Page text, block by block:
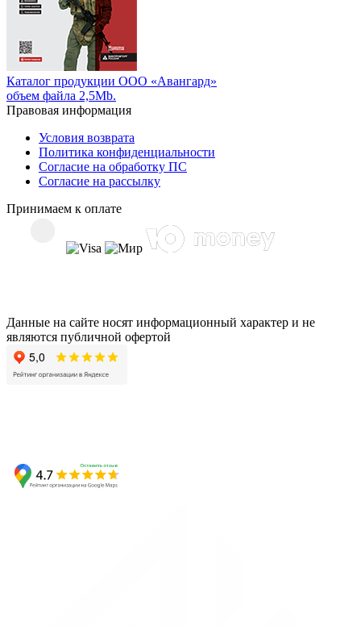
Каталог продукции ООО «Авангард»
объем файла 2,5Mb.
Правовая информация
Условия возврата
Политика конфиденциальности
Согласие на обработку ПС
Согласие на рассылку
Принимаем к оплате
Данные на сайте носят информационный характер и не
являются публичной офертой